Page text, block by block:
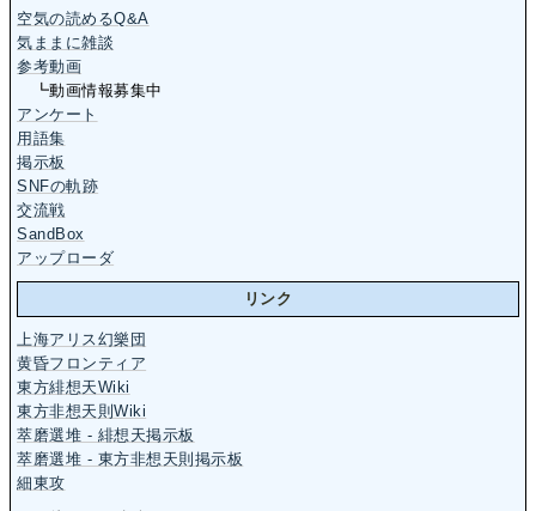
空気の読めるQ&A
気ままに雑談
参考動画
┗動画情報募集中
アンケート
用語集
掲示板
SNFの軌跡
交流戦
SandBox
アップローダ
リンク
上海アリス幻樂団
黄昏フロンティア
東方緋想天Wiki
東方非想天則Wiki
萃磨選堆 - 緋想天掲示板
萃磨選堆 - 東方非想天則掲示板
細東攻